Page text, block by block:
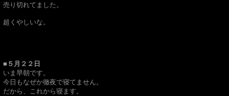
売り切れてました。
超くやしいな。
■５月２２日
いま早朝です。
今日もなぜか徹夜で寝てません。
だから、これから寝ます。